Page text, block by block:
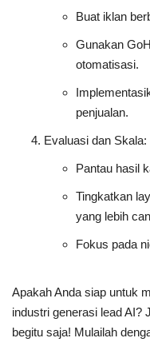
Buat iklan
Gunakan
otomatisasi.
penjualan.
Evaluasi dan Skala:
Pantau hasil
Tingkatkan
yang lebih
Fokus pada
Apakah Anda siap untuk
industri generasi lead AI?
begitu saja! Mulailah